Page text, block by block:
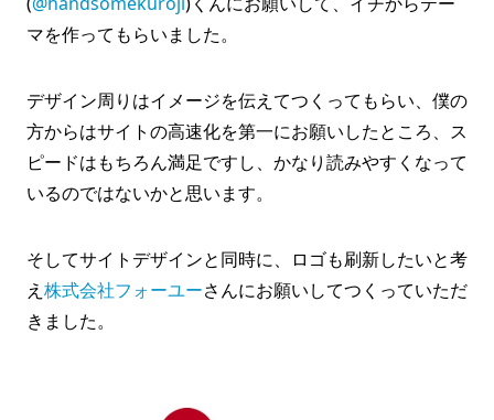
マを作ってもらいました。
デザイン周りはイメージを伝えてつくってもらい、僕の
方からはサイトの高速化を第一にお願いしたところ、ス
ピードはもちろん満足ですし、かなり読みやすくなって
いるのではないかと思います。
そしてサイトデザインと同時に、ロゴも刷新したいと考
え 株式会社フォーユーさんにお願いしてつくっていただ
きました。